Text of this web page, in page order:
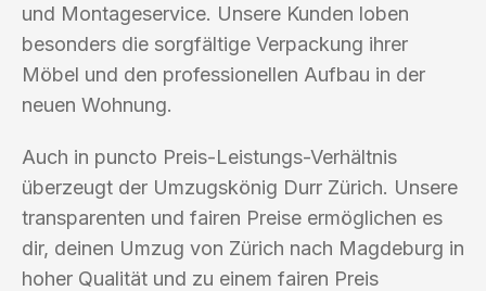
und Montageservice. Unsere Kunden loben
besonders die sorgfältige Verpackung ihrer
Möbel und den professionellen Aufbau in der
neuen Wohnung.
Auch in puncto Preis-Leistungs-Verhältnis
überzeugt der Umzugskönig Durr Zürich. Unsere
transparenten und fairen Preise ermöglichen es
dir, deinen Umzug von Zürich nach Magdeburg in
hoher Qualität und zu einem fairen Preis